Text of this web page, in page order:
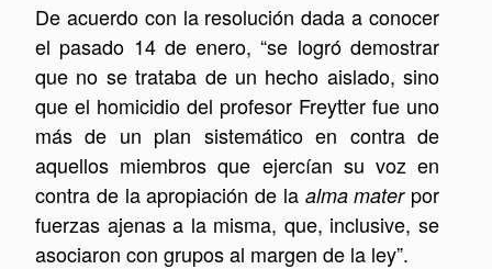
De acuerdo con la resolución dada a conocer
el pasado 14 de enero, “se logró demostrar
que no se trataba de un hecho aislado, sino
que el homicidio del profesor Freytter fue uno
más de un plan sistemático en contra de
aquellos miembros que ejercían su voz en
contra de la apropiación de la alma materpor
fuerzas ajenas a la misma, que, inclusive, se
asociaron con grupos al margen de la ley”.